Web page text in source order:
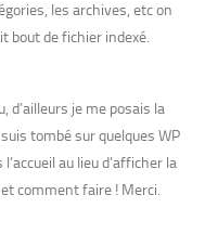
les archives, etc on
bout de fichier indexé.
d’ailleurs je me posais la
tombé sur quelques WP
au lieu d’afficher la
comment faire ! Merci.